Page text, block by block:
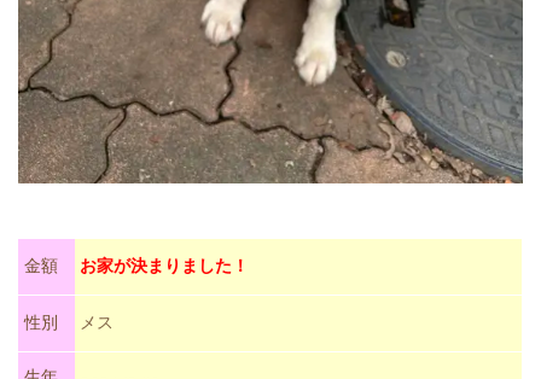
金額 お家が決まりました！
性別 メス